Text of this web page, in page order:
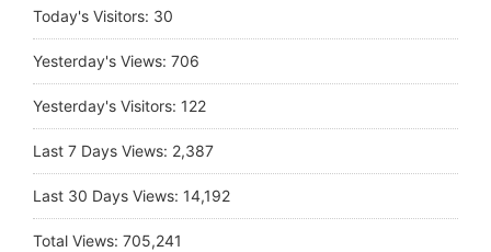
Today's Visitors: 30
Yesterday's Views: 706
Yesterday's Visitors: 122
Last 7 Days Views: 2,387
Last 30 Days Views: 14,192
Total Views: 705,241